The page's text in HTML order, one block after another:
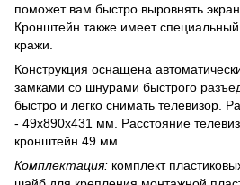
поможет вам быстро выровнять экран
Кронштейн также имеет
кражи.
Конструкция оснащена
замками со шнурами быстрого
быстро и легко снимать телевизор.
- 49x890x431 мм. Расстояние
кронштейн 49 мм.
Комплектация: комплект